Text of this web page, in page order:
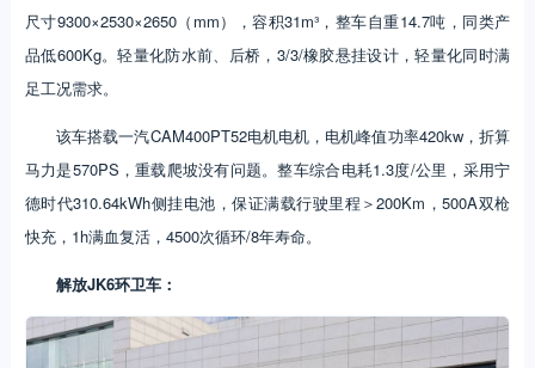
尺寸9300×2530×2650（mm），容积31m³，整车自重14.7吨，同类产
品低600Kg。轻量化防水前、后桥，3/3/橡胶悬挂设计，轻量化同时满
足工况需求。
该车搭载一汽CAM400PT52电机电机，电机峰值功率420kw，折算
马力是570PS，重载爬坡没有问题。整车综合电耗1.3度/公里，采用宁
德时代310.64kWh侧挂电池，保证满载行驶里程＞200Km，500A双枪
快充，1h满血复活，4500次循环/8年寿命。
解放JK6环卫车：